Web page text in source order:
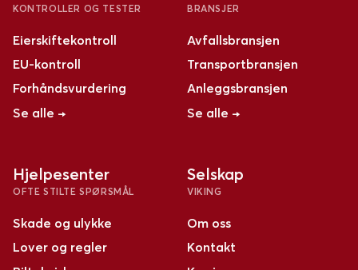
KONTROLLER OG TESTER
Eierskiftekontroll
EU-kontroll
Forhåndsvurdering
Se alle →
BRANSJER
Avfallsbransjen
Transportbransjen
Anleggsbransjen
Se alle →
Hjelpesenter
OFTE STILTE SPØRSMÅL
Skade og ulykke
Lover og regler
Selskap
VIKING
Om oss
Kontakt